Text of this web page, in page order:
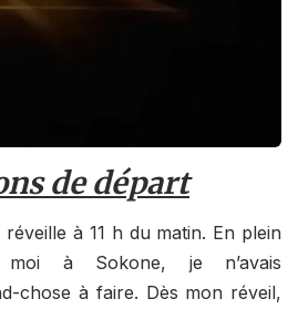
de départ
à 11 h du matin. En plein
moi à Sokone, je n’avais
chose à faire. Dès mon réveil,